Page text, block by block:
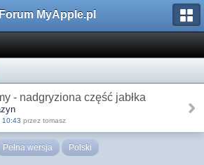
Forum MyApple.pl
- nadgryziona część jabłka
10:43 przez tomasz
Pełna wersja Polski